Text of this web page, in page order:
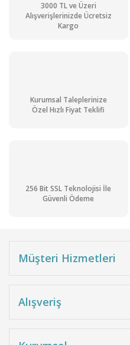
3000 TL ve Üzeri
Alışverişlerinizde Ücretsiz
Kargo
Kurumsal Taleplerinize
Özel Hızlı Fiyat Teklifi
256 Bit SSL Teknolojisi İle
Güvenli Ödeme
Müşteri Hizmetleri
Alışveriş